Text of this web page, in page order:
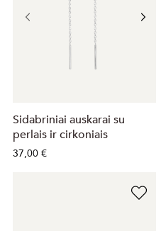
Sidabriniai auskarai su
perlais ir cirkoniais
37,00 €